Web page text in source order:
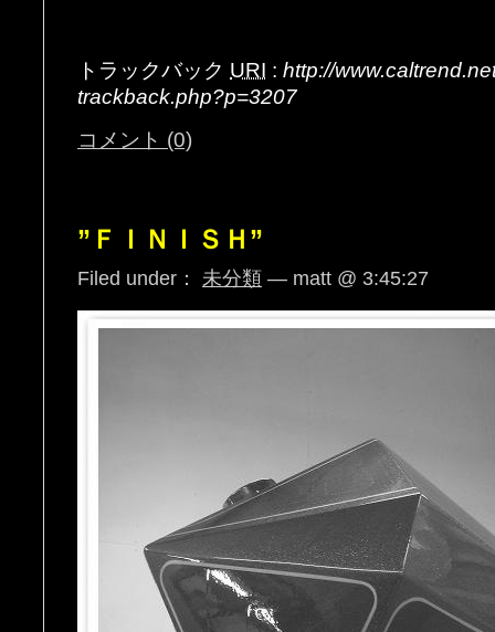
トラックバック URI : http://
trackback.php?p=3207
コメント (0)
”ＦＩＮＩＳＨ”
Filed under： 未分類 — matt @ 3:45:27